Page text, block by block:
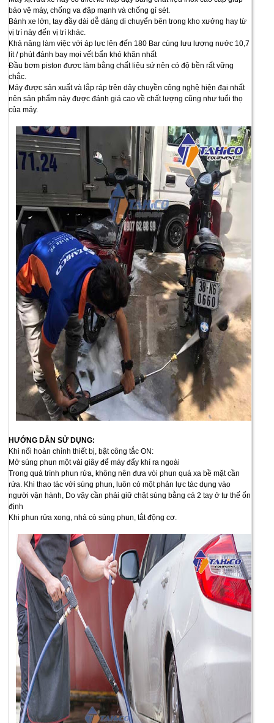
bảo vệ máy, chống va đập mạnh và chống gỉ sét.
Bánh xe lớn, tay đầy dài dễ dàng di chuyển bên trong kho xưởng hay từ
vị trí này đến vị trí khác.
Khả năng làm việc với áp lực lên đến 180 Bar cùng lưu lượng nước 10,7
lít / phút đánh bay mọi vết bẩn khó khăn nhất
Đầu bơm piston được làm bằng chất liệu sứ nên có độ bền rất vững
chắc.
Máy được sản xuất và lắp ráp trên dây chuyền công nghệ hiện đại nhất
nên sản phẩm này được đánh giá cao về chất lượng cũng như tuổi thọ
của máy.
HƯỚNG DẪN SỬ DỤNG:
Khi nối hoàn chỉnh thiết bị, bật công tắc ON:
Mở súng phun một vài giây để máy đẩy khí ra ngoài
Trong quá trình phun rửa, không nên đưa vòi phun quá xa bề mặt cần
rửa. Khi thao tác với súng phun, luôn có một phản lực tác dụng vào
người vận hành, Do vậy cần phải giữ chặt súng bằng cả 2 tay ở tư thế ổn
định
Khi phun rửa xong, nhả cò súng phun, tắt động cơ.